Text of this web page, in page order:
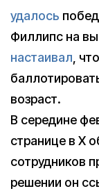
удалось
Филлипс на
настаивал,
возраст.
В середине
странице в X
сотрудников
решении он